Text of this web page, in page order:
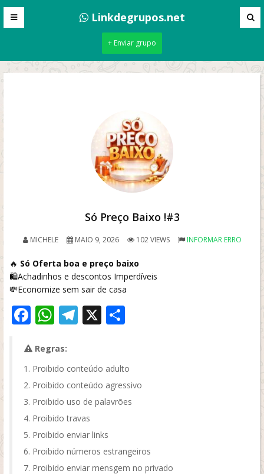
Linkdegrupos.net
+ Enviar grupo
Só Preço Baixo !#3
MICHELE MAIO 9, 2026 102 VIEWS INFORMAR ERRO
🔥 Só Oferta boa e preço baixo
🛍️Achadinhos e descontos Imperdíveis
💸Economize sem sair de casa
Facebook
WhatsApp
Telegram
X
Regras:
Proibido conteúdo adulto
Proibido conteúdo agressivo
Proibido uso de palavrões
Proibido travas
Proibido enviar links
Proibido números estrangeiros
Proibido enviar mensgem no privado